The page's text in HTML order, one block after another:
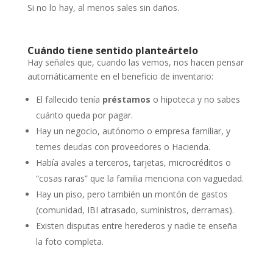
Si no lo hay, al menos sales sin daños.
Cuándo tiene sentido planteártelo
Hay señales que, cuando las vemos, nos hacen pensar
automáticamente en el beneficio de inventario:
El fallecido tenía préstamos o hipoteca y no sabes
cuánto queda por pagar.
Hay un negocio, autónomo o empresa familiar, y
temes deudas con proveedores o Hacienda.
Había avales a terceros, tarjetas, microcréditos o
“cosas raras” que la familia menciona con vaguedad.
Hay un piso, pero también un montón de gastos
(comunidad, IBI atrasado, suministros, derramas).
Existen disputas entre herederos y nadie te enseña
la foto completa.